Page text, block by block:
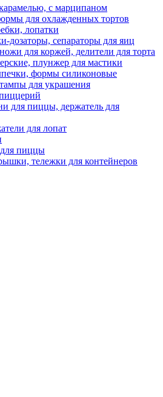
с марципаном
для охлажденных тортов
лопатки
сепараторы для яиц
для коржей, делители для торта
плунжер для мастики
формы силиконовые
для украшения
для пиццы, держатель для
для лопат
пиццы
тележки для контейнеров